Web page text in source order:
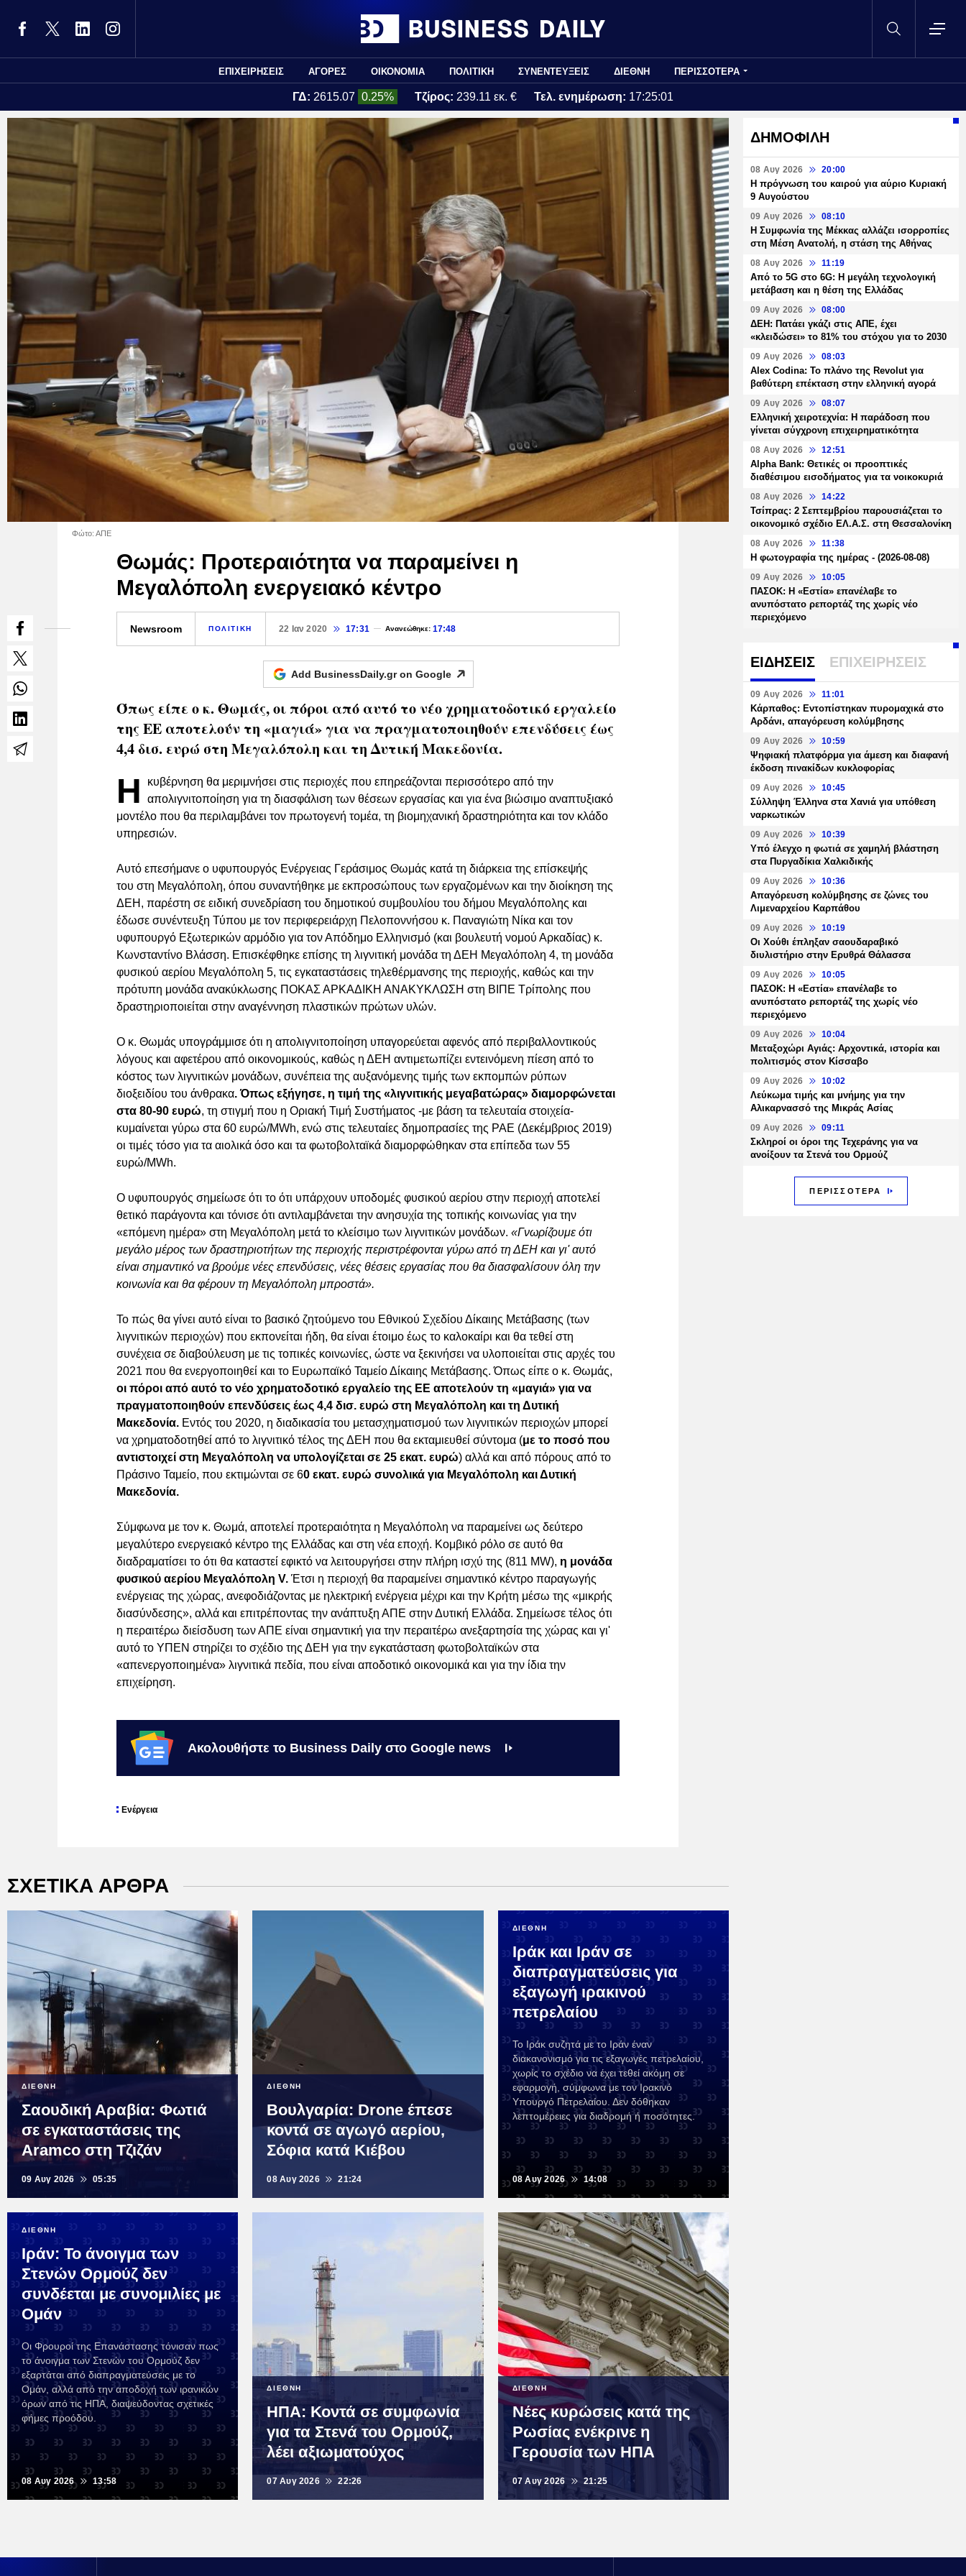
ΕΠΙΧΕΙΡΗΣΕΙΣ ΑΓΟΡΕΣ ΟΙΚΟΝΟΜΙΑ ΠΟΛΙΤΙΚΗ ΣΥΝΕΝΤΕΥΞΕΙΣ ΔΙΕΘΝΗ ΠΕΡΙΣΣΟΤΕΡΑ
ΓΔ: 2615.07 0.25% Τζίρος: 239.11 εκ. € Τελ. ενημέρωση: 17:25:01
Φώτο: ΑΠΕ
Θωμάς: Προτεραιότητα να παραμείνει η
Μεγαλόπολη ενεργειακό κέντρο
Newsroom ΠΟΛΙΤΙΚΗ 22 Ιαν 2020 17:31 Ανανεώθηκε: 17:48
Add BusinessDaily.gr on Google
Όπως είπε ο κ. Θωμάς, οι πόροι από αυτό το νέο χρηματοδοτικό εργαλείο
της ΕΕ αποτελούν τη «μαγιά» για να πραγματοποιηθούν επενδύσεις έως
4,4 δισ. ευρώ στη Μεγαλόπολη και τη Δυτική Μακεδονία.
Η
κυβέρνηση θα μεριμνήσει στις περιοχές που επηρεάζονται περισσότερο από την
απολιγνιτοποίηση για τη διασφάλιση των θέσεων εργασίας και για ένα βιώσιμο αναπτυξιακό
μοντέλο που θα περιλαμβάνει τον πρωτογενή τομέα, τη βιομηχανική δραστηριότητα και τον κλάδο
υπηρεσιών.
Αυτό επεσήμανε ο υφυπουργός Ενέργειας Γεράσιμος Θωμάς κατά τη διάρκεια της επίσκεψής
του στη Μεγαλόπολη, όπου συναντήθηκε με εκπροσώπους των εργαζομένων και την διοίκηση της
ΔΕΗ, παρέστη σε ειδική συνεδρίαση του δημοτικού συμβουλίου του δήμου Μεγαλόπολης και
έδωσε συνέντευξη Τύπου με τον περιφερειάρχη Πελοποννήσου κ. Παναγιώτη Νίκα και τον
υφυπουργό Εξωτερικών αρμόδιο για τον Απόδημο Ελληνισμό (και βουλευτή νομού Αρκαδίας) κ.
Κωνσταντίνο Βλάσση. Επισκέφθηκε επίσης τη λιγνιτική μονάδα τη ΔΕΗ Μεγαλόπολη 4, τη μονάδα
φυσικού αερίου Μεγαλόπολη 5, τις εγκαταστάσεις τηλεθέρμανσης της περιοχής, καθώς και την
πρότυπη μονάδα ανακύκλωσης ΠΟΚΑΣ ΑΡΚΑΔΙΚΗ ΑΝΑΚΥΚΛΩΣΗ στη ΒΙΠΕ Τρίπολης που
δραστηριοποιείται στην αναγέννηση πλαστικών πρώτων υλών.
Ο κ. Θωμάς υπογράμμισε ότι η απολιγνιτοποίηση υπαγορεύεται αφενός από περιβαλλοντικούς
λόγους και αφετέρου από οικονομικούς, καθώς η ΔΕΗ αντιμετωπίζει εντεινόμενη πίεση από το
κόστος των λιγνιτικών μονάδων, συνέπεια της αυξανόμενης τιμής των εκπομπών ρύπων
διοξειδίου του άνθρακα. Όπως εξήγησε, η τιμή της «λιγνιτικής μεγαβατώρας» διαμορφώνεται
στα 80-90 ευρώ, τη στιγμή που η Οριακή Τιμή Συστήματος -με βάση τα τελευταία στοιχεία-
κυμαίνεται γύρω στα 60 ευρώ/MWh, ενώ στις τελευταίες δημοπρασίες της ΡΑΕ (Δεκέμβριος 2019)
οι τιμές τόσο για τα αιολικά όσο και τα φωτοβολταϊκά διαμορφώθηκαν στα επίπεδα των 55
ευρώ/MWh.
Ο υφυπουργός σημείωσε ότι το ότι υπάρχουν υποδομές φυσικού αερίου στην περιοχή αποτελεί
θετικό παράγοντα και τόνισε ότι αντιλαμβάνεται την ανησυχία της τοπικής κοινωνίας για την
«επόμενη ημέρα» στη Μεγαλόπολη μετά το κλείσιμο των λιγνιτικών μονάδων. «Γνωρίζουμε ότι
μεγάλο μέρος των δραστηριοτήτων της περιοχής περιστρέφονται γύρω από τη ΔΕΗ και γι' αυτό
είναι σημαντικό να βρούμε νέες επενδύσεις, νέες θέσεις εργασίας που θα διασφαλίσουν όλη την
κοινωνία και θα φέρουν τη Μεγαλόπολη μπροστά».
Το πώς θα γίνει αυτό είναι το βασικό ζητούμενο του Εθνικού Σχεδίου Δίκαιης Μετάβασης (των
λιγνιτικών περιοχών) που εκπονείται ήδη, θα είναι έτοιμο έως το καλοκαίρι και θα τεθεί στη
συνέχεια σε διαβούλευση με τις τοπικές κοινωνίες, ώστε να ξεκινήσει να υλοποιείται στις αρχές του
2021 που θα ενεργοποιηθεί και το Ευρωπαϊκό Ταμείο Δίκαιης Μετάβασης. Όπως είπε ο κ. Θωμάς,
οι πόροι από αυτό το νέο χρηματοδοτικό εργαλείο της ΕΕ αποτελούν τη «μαγιά» για να
πραγματοποιηθούν επενδύσεις έως 4,4 δισ. ευρώ στη Μεγαλόπολη και τη Δυτική
Μακεδονία. Εντός του 2020, η διαδικασία του μετασχηματισμού των λιγνιτικών περιοχών μπορεί
να χρηματοδοτηθεί από το λιγνιτικό τέλος της ΔΕΗ που θα εκταμιευθεί σύντομα (με το ποσό που
αντιστοιχεί στη Μεγαλόπολη να υπολογίζεται σε 25 εκατ. ευρώ) αλλά και από πόρους από το
Πράσινο Ταμείο, που εκτιμώνται σε 60 εκατ. ευρώ συνολικά για Μεγαλόπολη και Δυτική
Μακεδονία.
Σύμφωνα με τον κ. Θωμά, αποτελεί προτεραιότητα η Μεγαλόπολη να παραμείνει ως δεύτερο
μεγαλύτερο ενεργειακό κέντρο της Ελλάδας και στη νέα εποχή. Κομβικό ρόλο σε αυτό θα
διαδραματίσει το ότι θα καταστεί εφικτό να λειτουργήσει στην πλήρη ισχύ της (811 MW), η μονάδα
φυσικού αερίου Μεγαλόπολη V. Έτσι η περιοχή θα παραμείνει σημαντικό κέντρο παραγωγής
ενέργειας της χώρας, ανεφοδιάζοντας με ηλεκτρική ενέργεια μέχρι και την Κρήτη μέσω της «μικρής
διασύνδεσης», αλλά και επιτρέποντας την ανάπτυξη ΑΠΕ στην Δυτική Ελλάδα. Σημείωσε τέλος ότι
η περαιτέρω διείσδυση των ΑΠΕ είναι σημαντική για την περαιτέρω ανεξαρτησία της χώρας και γι'
αυτό το ΥΠΕΝ στηρίζει το σχέδιο της ΔΕΗ για την εγκατάσταση φωτοβολταϊκών στα
«απενεργοποιημένα» λιγνιτικά πεδία, που είναι αποδοτικό οικονομικά και για την ίδια την
επιχείρηση.
Ακολουθήστε το Business Daily στο Google news
Ενέργεια
ΣΧΕΤΙΚΑ ΑΡΘΡΑ
ΔΙΕΘΝΗ
Σαουδική Αραβία: Φωτιά
σε εγκαταστάσεις της
Aramco στη Τζιζάν
09 Αυγ 2026 05:35
ΔΙΕΘΝΗ
Βουλγαρία: Drone έπεσε
κοντά σε αγωγό αερίου,
Σόφια κατά Κιέβου
08 Αυγ 2026 21:24
ΔΙΕΘΝΗ
Ιράκ και Ιράν σε
διαπραγματεύσεις για
εξαγωγή ιρακινού
πετρελαίου
Το Ιράκ συζητά με το Ιράν έναν
διακανονισμό για τις εξαγωγές πετρελαίου,
χωρίς το σχέδιο να έχει τεθεί ακόμη σε
εφαρμογή, σύμφωνα με τον Ιρακινό
Υπουργό Πετρελαίου. Δεν δόθηκαν
λεπτομέρειες για διαδρομή ή ποσότητες.
08 Αυγ 2026 14:08
ΔΙΕΘΝΗ
Ιράν: Το άνοιγμα των
Στενών Ορμούζ δεν
συνδέεται με συνομιλίες με
Ομάν
Οι Φρουροί της Επανάστασης τόνισαν πως
το άνοιγμα των Στενών του Ορμούζ δεν
εξαρτάται από διαπραγματεύσεις με το
Ομάν, αλλά από την αποδοχή των ιρανικών
όρων από τις ΗΠΑ, διαψεύδοντας σχετικές
φήμες προόδου.
08 Αυγ 2026 13:58
ΔΙΕΘΝΗ
ΗΠΑ: Κοντά σε συμφωνία
για τα Στενά του Ορμούζ,
λέει αξιωματούχος
07 Αυγ 2026 22:26
ΔΙΕΘΝΗ
Νέες κυρώσεις κατά της
Ρωσίας ενέκρινε η
Γερουσία των ΗΠΑ
07 Αυγ 2026 21:25
ΔΗΜΟΦΙΛΗ
08 Αυγ 2026 20:00
Η πρόγνωση του καιρού για αύριο Κυριακή
9 Αυγούστου
09 Αυγ 2026 08:10
Η Συμφωνία της Μέκκας αλλάζει ισορροπίες
στη Μέση Ανατολή, η στάση της Αθήνας
08 Αυγ 2026 11:19
Από το 5G στο 6G: Η μεγάλη τεχνολογική
μετάβαση και η θέση της Ελλάδας
09 Αυγ 2026 08:00
ΔΕΗ: Πατάει γκάζι στις ΑΠΕ, έχει
«κλειδώσει» το 81% του στόχου για το 2030
09 Αυγ 2026 08:03
Alex Codina: Το πλάνο της Revolut για
βαθύτερη επέκταση στην ελληνική αγορά
09 Αυγ 2026 08:07
Ελληνική χειροτεχνία: Η παράδοση που
γίνεται σύγχρονη επιχειρηματικότητα
08 Αυγ 2026 12:51
Alpha Bank: Θετικές οι προοπτικές
διαθέσιμου εισοδήματος για τα νοικοκυριά
08 Αυγ 2026 14:22
Τσίπρας: 2 Σεπτεμβρίου παρουσιάζεται το
οικονομικό σχέδιο ΕΛ.Α.Σ. στη Θεσσαλονίκη
08 Αυγ 2026 11:38
Η φωτογραφία της ημέρας - (2026-08-08)
09 Αυγ 2026 10:05
ΠΑΣΟΚ: Η «Εστία» επανέλαβε το
ανυπόστατο ρεπορτάζ της χωρίς νέο
περιεχόμενο
ΕΙΔΗΣΕΙΣ ΕΠΙΧΕΙΡΗΣΕΙΣ
09 Αυγ 2026 11:01
Κάρπαθος: Εντοπίστηκαν πυρομαχικά στο
Αρδάνι, απαγόρευση κολύμβησης
09 Αυγ 2026 10:59
Ψηφιακή πλατφόρμα για άμεση και διαφανή
έκδοση πινακίδων κυκλοφορίας
09 Αυγ 2026 10:45
Σύλληψη Έλληνα στα Χανιά για υπόθεση
ναρκωτικών
09 Αυγ 2026 10:39
Υπό έλεγχο η φωτιά σε χαμηλή βλάστηση
στα Πυργαδίκια Χαλκιδικής
09 Αυγ 2026 10:36
Απαγόρευση κολύμβησης σε ζώνες του
Λιμεναρχείου Καρπάθου
09 Αυγ 2026 10:19
Οι Χούθι έπληξαν σαουδαραβικό
διυλιστήριο στην Ερυθρά Θάλασσα
09 Αυγ 2026 10:05
ΠΑΣΟΚ: Η «Εστία» επανέλαβε το
ανυπόστατο ρεπορτάζ της χωρίς νέο
περιεχόμενο
09 Αυγ 2026 10:04
Μεταξοχώρι Αγιάς: Αρχοντικά, ιστορία και
πολιτισμός στον Κίσσαβο
09 Αυγ 2026 10:02
Λεύκωμα τιμής και μνήμης για την
Αλικαρνασσό της Μικράς Ασίας
09 Αυγ 2026 09:11
Σκληροί οι όροι της Τεχεράνης για να
ανοίξουν τα Στενά του Ορμούζ
ΠΕΡΙΣΣΟΤΕΡΑ